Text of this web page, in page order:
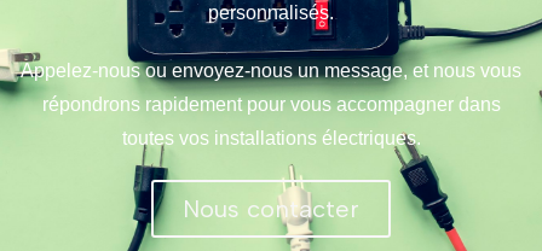
personnalisés.
Appelez-nous ou envoyez-nous un message, et nous vous
répondrons rapidement pour vous accompagner dans
toutes vos installations électriques.
Nous contacter